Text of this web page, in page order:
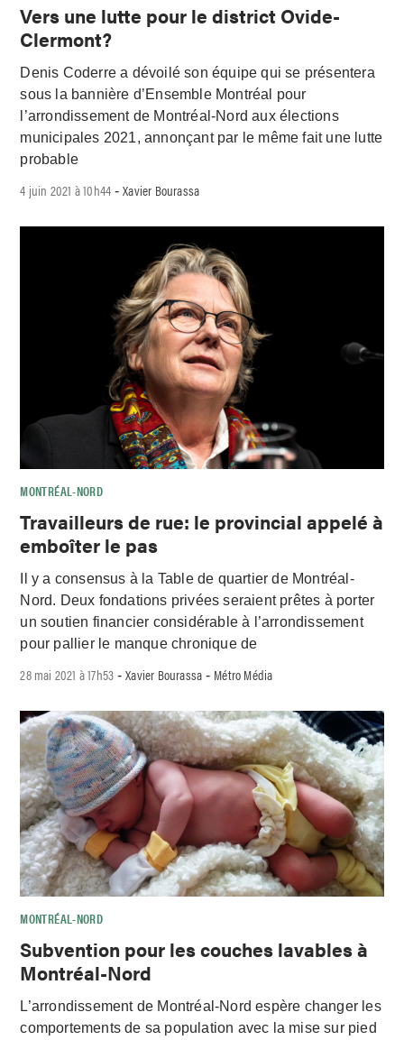
Vers une lutte pour le district Ovide-
Clermont?
Denis Coderre a dévoilé son équipe qui se présentera
sous la bannière d’Ensemble Montréal pour
l’arrondissement de Montréal-Nord aux élections
municipales 2021, annonçant par le même fait une lutte
probable
4 juin 2021 à 10h44 -Xavier Bourassa
MONTRÉAL-NORD
Travailleurs de rue: le provincial appelé à
emboîter le pas
Il y a consensus à la Table de quartier de Montréal-
Nord. Deux fondations privées seraient prêtes à porter
un soutien financier considérable à l’arrondissement
pour pallier le manque chronique de
28 mai 2021 à 17h53 -Xavier Bourassa - Métro Média
MONTRÉAL-NORD
Subvention pour les couches lavables à
Montréal-Nord
L’arrondissement de Montréal-Nord espère changer les
comportements de sa population avec la mise sur pied